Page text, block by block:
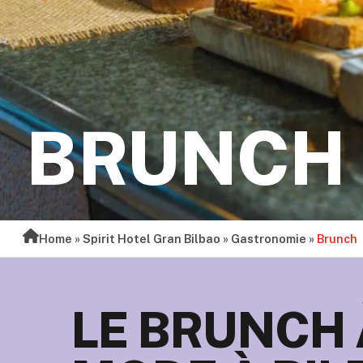
BRUNCH
Home »Spirit Hotel Gran Bilbao » Gastronomie » Brunch
LE BRUNCH